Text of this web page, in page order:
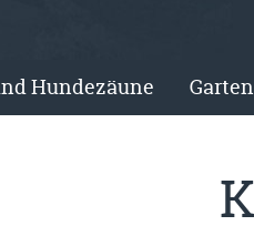
Hundezäune